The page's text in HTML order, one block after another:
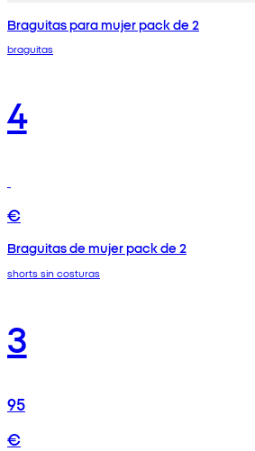
Braguitas para mujer pack de 2
braguitas
4
€
Braguitas de mujer pack de 2
shorts sin costuras
3
95
€